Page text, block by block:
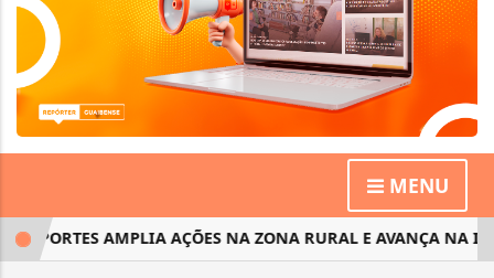
MENU
AMPLIA AÇÕES NA ZONA RURAL E AVANÇA NA